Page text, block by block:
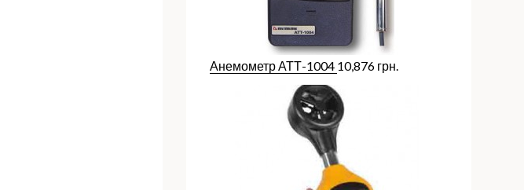
Анемометр АТТ-1004 10,876 грн.